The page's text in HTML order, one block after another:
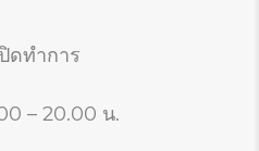
ปิดทำการ
– 20.00 น.